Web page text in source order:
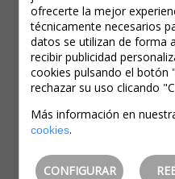
IVA incluido
Ahorro:7,50€ (
Levi's® Camiseta De
56605-0249
ofrecerte la mejor
técnicamente necesarios
datos se utilizan de forma
recibir publicidad
cookies pulsando el botón
rechazar su uso clicando
Más información en
cookies.
CONFIGURAR